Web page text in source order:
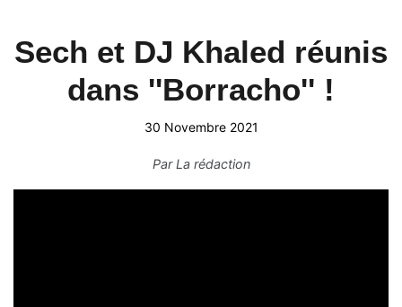
Sech et DJ Khaled réunis
dans ''Borracho'' !
30 Novembre 2021
ParLa rédaction